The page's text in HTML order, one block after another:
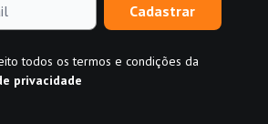
Cadastrar
todos os termos e condições da
privacidade